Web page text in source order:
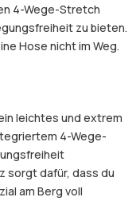
4-Wege-Stretch
zu bieten.
Hose nicht im Weg.
leichtes und extrem
4-Wege-
sorgt dafür, dass du
am Berg voll